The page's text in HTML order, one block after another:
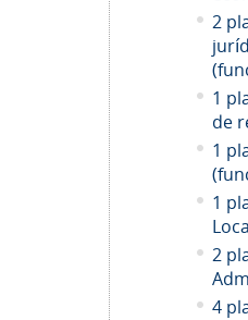
2
1
de
1
1
2
4